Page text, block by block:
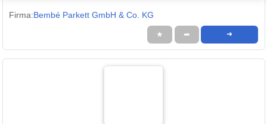
Firma:Bembé Parkett GmbH & Co. KG
★ ➦ ➜